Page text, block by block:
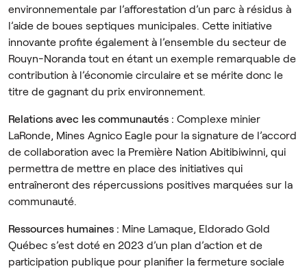
environnementale par l’afforestation d’un parc à résidus à
l’aide de boues septiques municipales. Cette initiative
innovante profite également à l’ensemble du secteur de
Rouyn-Noranda tout en étant un exemple remarquable de
contribution à l’économie circulaire et se mérite donc le
titre de gagnant du prix environnement.
Relations avec les communautés : Complexe minier
LaRonde, Mines Agnico Eagle pour la signature de l’accord
de collaboration avec la Première Nation Abitibiwinni, qui
permettra de mettre en place des initiatives qui
entraîneront des répercussions positives marquées sur la
communauté.
Ressources humaines : Mine Lamaque, Eldorado Gold
Québec s’est doté en 2023 d’un plan d’action et de
participation publique pour planifier la fermeture sociale